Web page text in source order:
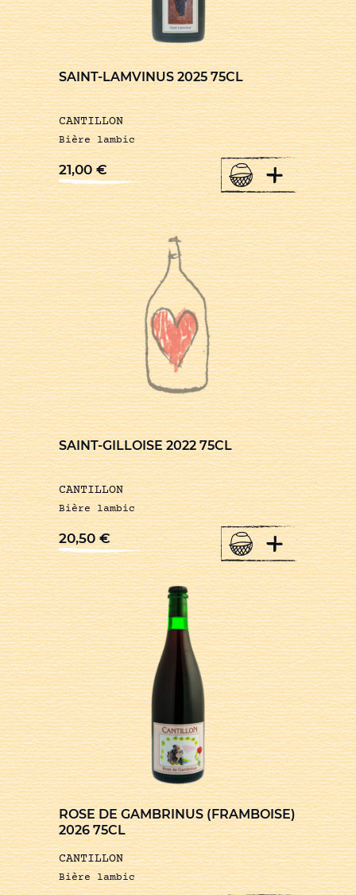
SAINT-LAMVINUS 2025 75CL
CANTILLON
Bière lambic
21,00€ +
SAINT-GILLOISE 2022 75CL
CANTILLON
Bière lambic
20,50€ +
ROSE DE GAMBRINUS (FRAMBOISE)
2026 75CL
CANTILLON
Bière lambic